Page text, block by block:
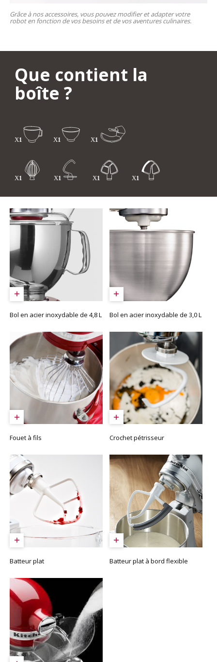
Grâce à nos accessoires, vous pouvez modifier et adapter votre
robot en fonction de vos besoins et de vos aventures culinaires.
Que contient la
boîte ?
Bol en acier inoxydable de 4,8 L Bol en acier inoxydable de 3,0 L
Fouet à fils Crochet pétrisseur
Batteur plat Batteur plat à bord flexible